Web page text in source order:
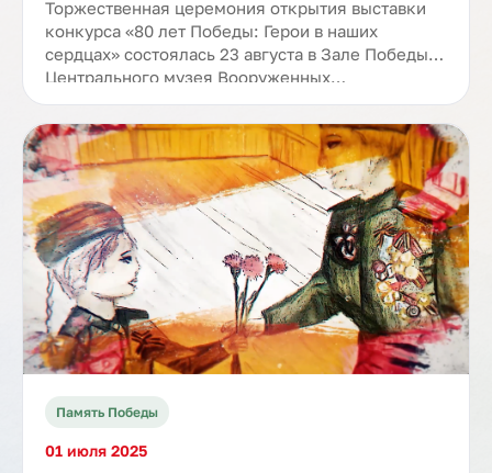
Торжественная церемония открытия выставки
конкурса «80 лет Победы: Герои в наших
сердцах» состоялась 23 августа в Зале Победы
Центрального музея Вооруженных…
Память Победы
01 июля 2025